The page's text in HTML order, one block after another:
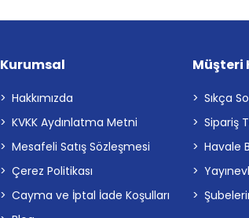
Kurumsal
Hakkımızda
KVKK Aydınlatma Metni
Mesafeli Satış Sözleşmesi
Çerez Politikası
Cayma ve İptal İade Koşulları
Müşteri
Sıkça
Sipariş
Havale